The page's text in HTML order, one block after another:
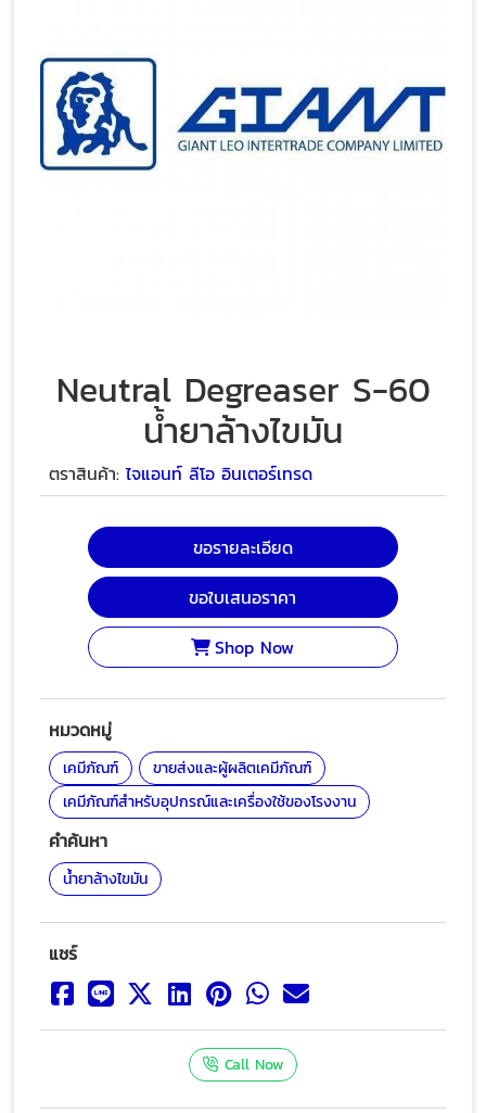
Neutral Degreaser S-60
น้ำยาล้างไขมัน
ตราสินค้า: ไจแอนท์ ลีโอ อินเตอร์เทรด
ขอรายละเอียด
ขอใบเสนอราคา
Shop Now
หมวดหมู่
เคมีภัณฑ์
ขายส่งและผู้ผลิตเคมีภัณฑ์
เคมีภัณฑ์สำหรับอุปกรณ์และเครื่องใช้ของโรงงาน
คำค้นหา
น้ำยาล้างไขมัน
แชร์
Call Now